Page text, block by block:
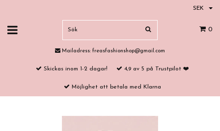
SEK
0
Mailadress: freasfashionshop@gmail.com
Skickas inom 1-2 dagar! 4,9 av 5 på Trustpilot ❤️
Möjlighet att betala med Klarna